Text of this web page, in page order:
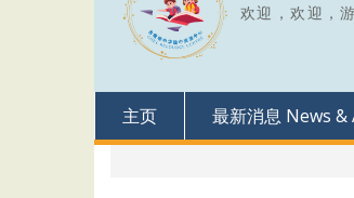
欢迎，欢迎，
主页 最新消息 News &